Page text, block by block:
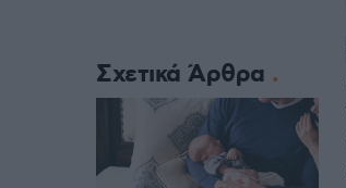
Σχετικά Άρθρα